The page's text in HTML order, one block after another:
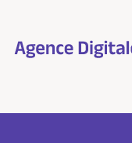
contenu